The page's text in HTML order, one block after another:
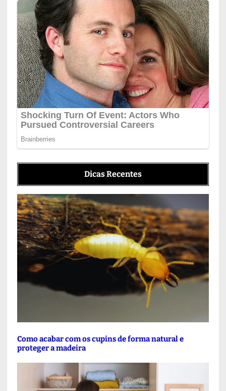
Dicas Recentes
Como acabar com os cupins de forma natural e
proteger a madeira